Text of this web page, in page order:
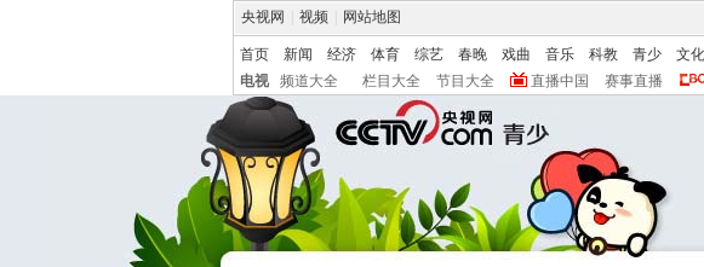
央视网 视频 网站地图
首页 新闻 经济 体育 综艺 春晚 戏曲 音乐 科教 青少 文化
电视
频道大全 栏目大全 节目大全 直播中国 赛事直播